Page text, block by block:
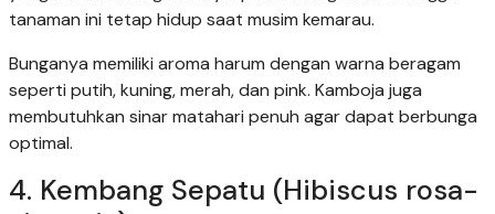
tanaman ini tetap hidup saat musim kemarau.
Bunganya memiliki aroma harum dengan warna beragam
seperti putih, kuning, merah, dan pink. Kamboja juga
membutuhkan sinar matahari penuh agar dapat berbunga
optimal.
4. Kembang Sepatu (Hibiscus rosa-